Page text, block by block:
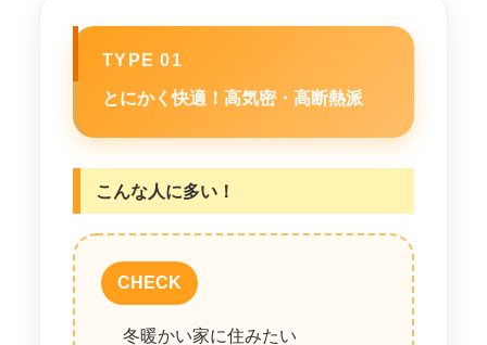
TYPE 01
とにかく快適！高気密・高断熱派
こんな人に多い！
CHECK
冬暖かい家に住みたい